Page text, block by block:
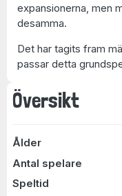
Översikt
Ålder
Antal spelare
Speltid
expansionerna, men
desamma.
Det har tagits fram
passar detta